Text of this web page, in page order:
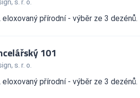
s. r. o.
eloxovaný přírodní - výběr ze 3 dezénů.
101
s. r. o.
eloxovaný přírodní - výběr ze 3 dezénů.